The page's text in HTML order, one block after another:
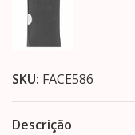
SKU: FACE586
Descrição